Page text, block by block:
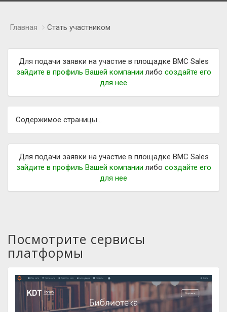
Главная Стать участником
Для подачи заявки на участие в площадке BMC Sales
зайдите в профиль Вашей компании либо создайте его
для нее
Содержимое страницы...
Для подачи заявки на участие в площадке BMC Sales
зайдите в профиль Вашей компании либо создайте его
для нее
Посмотрите сервисы
платформы